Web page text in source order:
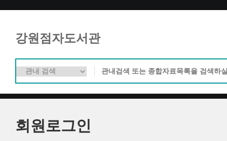
강원점자도서관
회원로그인